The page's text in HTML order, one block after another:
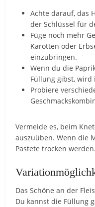
Achte darauf, das
der Schlüssel für
Füge noch mehr
Karotten oder
einzubringen.
Wenn du die
Füllung gibst, wird
Probiere
Vermeide es, beim
auszuüben. Wenn die
Pastete trocken werden.
Das Schöne an der
Du kannst die Füllung